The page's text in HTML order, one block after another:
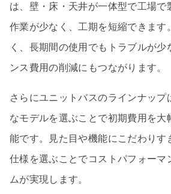
は、壁・床・天井が一体型で工場で
作業が少なく、工期を短縮できます
く、長期間の使用でもトラブルが少
ンス費用の削減にもつながります。
さらにユニットバスのラインナップ
なモデルを選ぶことで初期費用を大
能です。見た目や機能にこだわりす
仕様を選ぶことでコストパフォーマ
ムが実現します。
優良なリフォーム会
最大4社
リフォーム会社紹介